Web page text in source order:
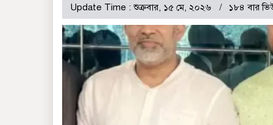
Update Time : শুক্রবার, ১৫ মে, ২০২৬ ১৮৪ বার